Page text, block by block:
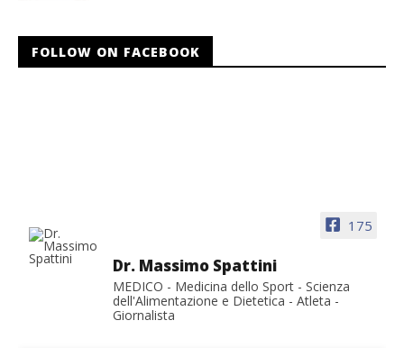
FOLLOW ON FACEBOOK
175
Dr. Massimo Spattini
MEDICO - Medicina dello Sport - Scienza
dell'Alimentazione e Dietetica - Atleta -
Giornalista